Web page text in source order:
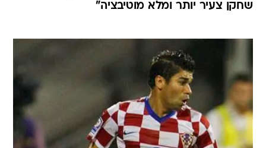
שחקן צעיר יותר ומלא מוטיבציה"